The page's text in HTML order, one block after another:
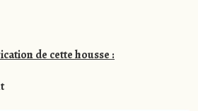
de cette housse :